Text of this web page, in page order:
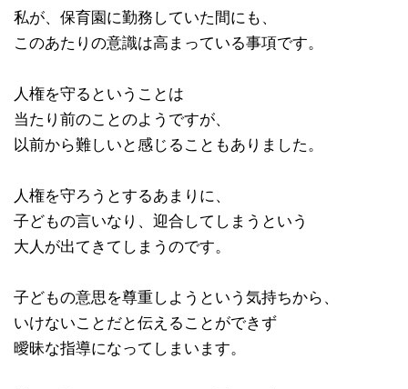
私が、保育園に勤務していた間にも、
このあたりの意識は高まっている事項です。
人権を守るということは
当たり前のことのようですが、
以前から難しいと感じることもありました。
人権を守ろうとするあまりに、
子どもの言いなり、迎合してしまうという
大人が出てきてしまうのです。
子どもの意思を尊重しようという気持ちから、
いけないことだと伝えることができず
曖昧な指導になってしまいます。